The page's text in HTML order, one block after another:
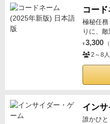
コー
極秘任
りに、
¥ 3,300
2～8人
イン
誰かひ